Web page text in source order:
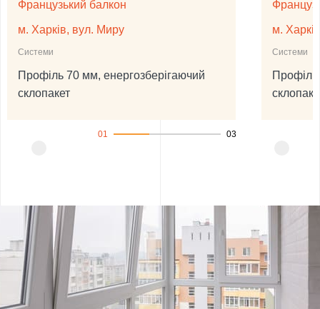
Французький балкон
м. Харків, вул. Миру
Системи
Профіль 70 мм, енергозберігаючий
склопакет
м.
Системи
Профіль
01 03